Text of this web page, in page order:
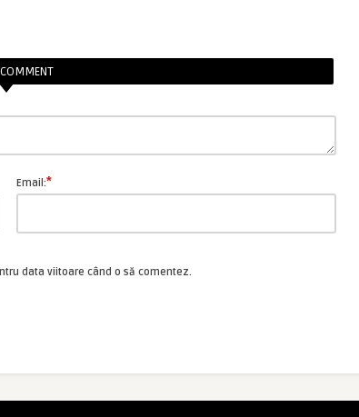
COMMENT
Email:*
data viitoare când o să comentez.